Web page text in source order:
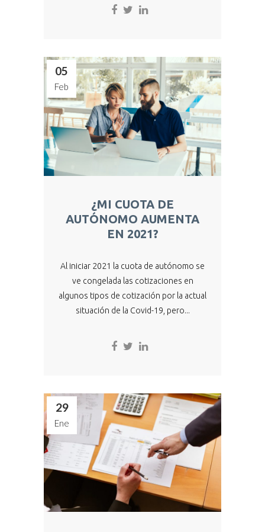
05
Feb
¿MI CUOTA DE
AUTÓNOMO AUMENTA
EN 2021?
Al iniciar 2021 la cuota de autónomo se
ve congelada las cotizaciones en
algunos tipos de cotización por la actual
situación de la Covid-19, pero...
29
Ene